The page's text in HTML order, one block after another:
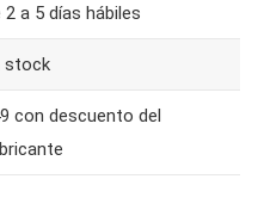
2 a 5 días hábiles
stock
con descuento del